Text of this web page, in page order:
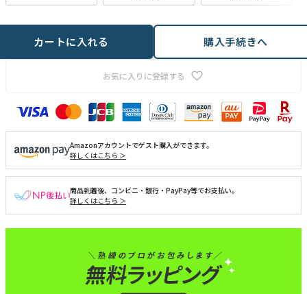
お気に入りに登録する
カートに入れる 購入手続きへ
Amazonアカウントでゲスト購入ができます。
詳しくはこちら ＞
商品到着後、コンビニ・銀行・PayPay等でお支払い。
詳しくはこちら ＞